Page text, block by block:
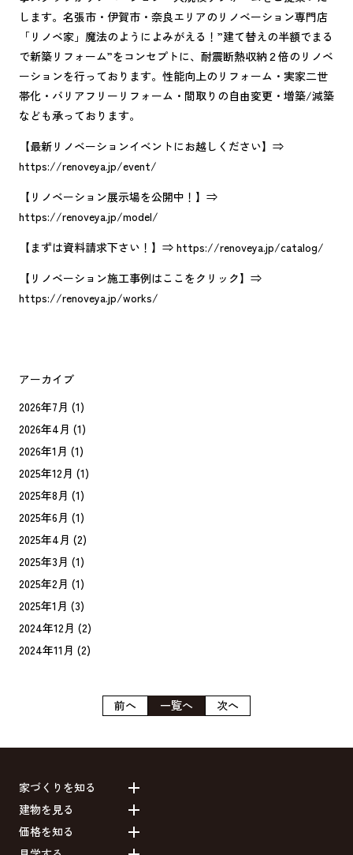
アーカイブ
2026年7月 (1)
2026年4月 (1)
2026年1月 (1)
2025年12月 (1)
2025年8月 (1)
2025年6月 (1)
2025年4月 (2)
2025年3月 (1)
2025年2月 (1)
2025年1月 (3)
2024年12月 (2)
2024年11月 (2)
します。名張市・伊賀市・奈良エリアのリノベーション専門店
「リノベ家」魔法のようによみがえる！”建て替えの半額でまる
で新築リフォーム”をコンセプトに、耐震断熱収納２倍のリノベ
ーションを行っております。性能向上のリフォーム・実家二世
帯化・バリアフリーリフォーム・間取りの自由変更・増築/減築
なども承っております。
【最新リノベーションイベントにお越しください】⇒
https://renoveya.jp/event/
【リノベーション展示場を公開中！】⇒
https://renoveya.jp/model/
【まずは資料請求下さい！】⇒ https://renoveya.jp/catalog/
【リノベーション施工事例はここをクリック】⇒
https://renoveya.jp/works/
前へ 一覧へ 次へ
家づくりを知る
建物を見る
価格を知る